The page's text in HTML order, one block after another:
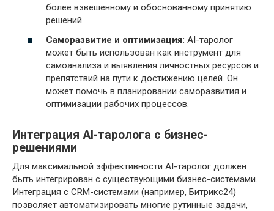
более взвешенному и обоснованному принятию
решений.
Саморазвитие и оптимизация: AI-таролог
может быть использован как инструмент для
самоанализа и выявления личностных ресурсов и
препятствий на пути к достижению целей. Он
может помочь в планировании саморазвития и
оптимизации рабочих процессов.
Интеграция AI-таролога с бизнес-
решениями
Для максимальной эффективности AI-таролог должен
быть интегрирован с существующими бизнес-системами.
Интеграция с CRM-системами (например, Битрикс24)
позволяет автоматизировать многие рутинные задачи,